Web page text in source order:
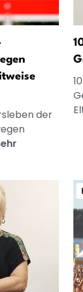
der